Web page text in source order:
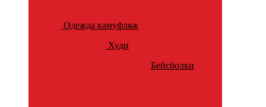
Одежда камуфляж
Худи
Бейсболки